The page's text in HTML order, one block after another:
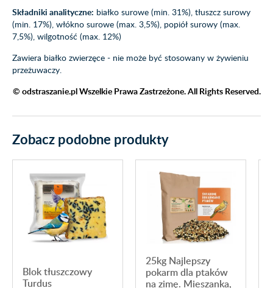
Składniki analityczne: białko surowe (min. 31%), tłuszcz surowy
(min. 17%), włókno surowe (max. 3,5%), popiół surowy (max.
7,5%), wilgotność (max. 12%)
Zawiera białko zwierzęce - nie może być stosowany w żywieniu
przeżuwaczy.
© odstraszanie.pl Wszelkie Prawa Zastrzeżone. All Rights Reserved.
Zobacz podobne produkty
Blok tłuszczowy
Turdus
25kg Najlepszy
pokarm dla ptaków
na zimę. Mieszanka,